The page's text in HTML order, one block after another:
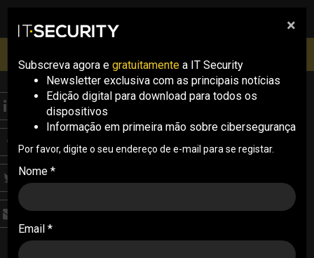
pesquisa
Inscrições abertas
THREATS
Sistemas Linux
expostos a
vulnerabilidade crítica
Uma vulnerabilidade de execução remota de
código no Shim por permitir que os atacantes
×
Subscreva agora e gratuitamente a IT Security
Newsletter exclusiva com as principais notícias
Edição digital para download para todos os
dispositivos
Informação em primeira mão sobre cibersegurança
Por favor, digite o seu endereço de e-mail para se registar.
Nome *
Email *